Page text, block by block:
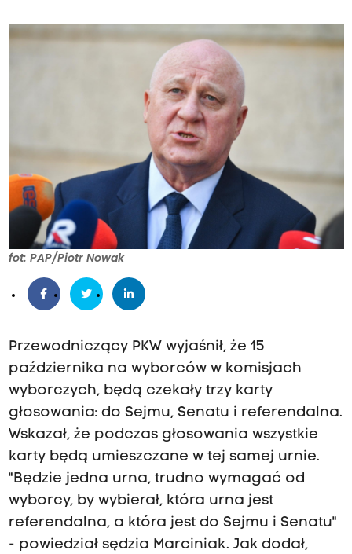
fot: PAP/Piotr Nowak
Przewodniczący PKW wyjaśnił, że 15
października na wyborców w komisjach
wyborczych, będą czekały trzy karty
głosowania: do Sejmu, Senatu i referendalna.
Wskazał, że podczas głosowania wszystkie
karty będą umieszczane w tej samej urnie.
"Będzie jedna urna, trudno wymagać od
wyborcy, by wybierał, która urna jest
referendalna, a która jest do Sejmu i Senatu"
- powiedział sędzia Marciniak. Jak dodał,